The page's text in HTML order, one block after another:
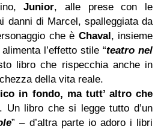
Junior, alle prese con le
danni di Marcel, spalleggiata da
che è Chaval, insieme
l’effetto stile “teatro nel
libro che rispecchia anche in
della vita reale.
in fondo, ma tutt’ altro che
. Un libro che si legge tutto d’un
” – d’altra parte io adoro i libri